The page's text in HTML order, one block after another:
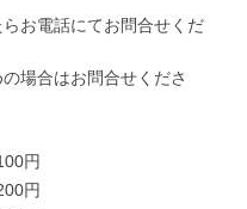
お電話にてお問合せくだ
場合はお問合せくださ
円
円